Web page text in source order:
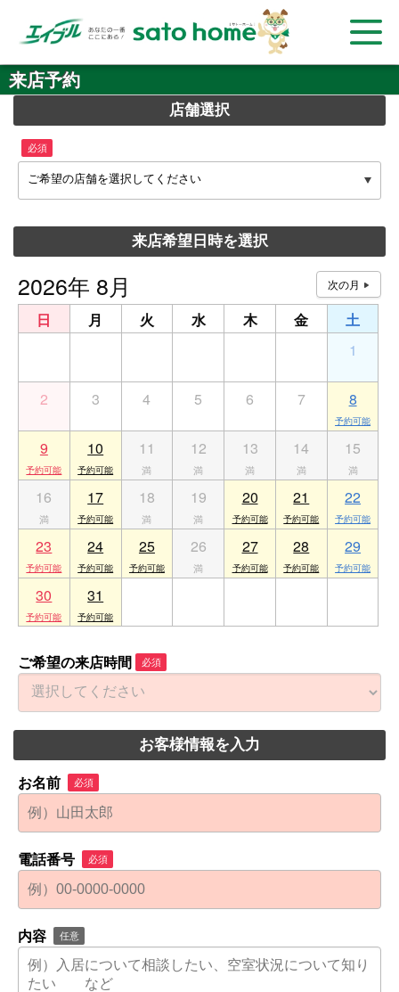
来店予約
店舗選択
必須
ご希望の店舗を選択してください
来店希望日時を選択
2026年 8月
日 月 火 水 木 金
土
1
2 3 4 5 6 7 8
9 10 11 12 13 14 15
16 17 18 19 20 21 22
23 24 25 26 27 28 29
30 31
ご希望の来店時間 必須
お客様情報を入力
お名前 必須
電話番号 必須
内容 任意